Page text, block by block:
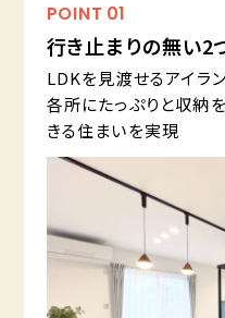
POINT 01
行き止まりの無い2
LDKを見渡せるアイラ
各所にたっぷりと収納
きる住まいを実現